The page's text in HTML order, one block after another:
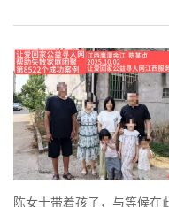
陈女士带着孩子，与等候在